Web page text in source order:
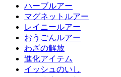
ハーブルアー
マグネットルアー
レイニールアー
おうごんルアー
わざの解放
進化アイテム
イッシュのいし